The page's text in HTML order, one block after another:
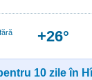
+26°
10 zile în